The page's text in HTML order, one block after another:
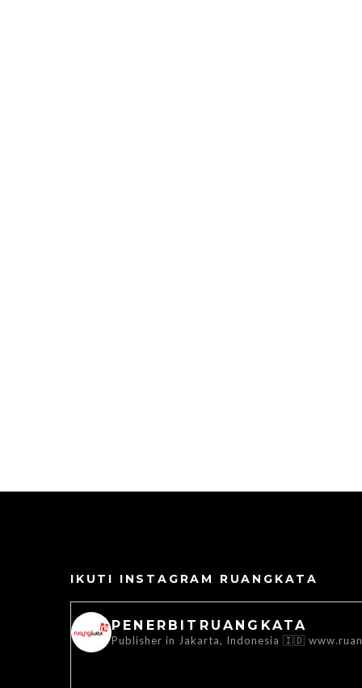
IKUTI INSTAGRAM RUANGKATA
PENERBITRUANGKATA
Publisher in Jakarta, Indonesia 🇮🇩